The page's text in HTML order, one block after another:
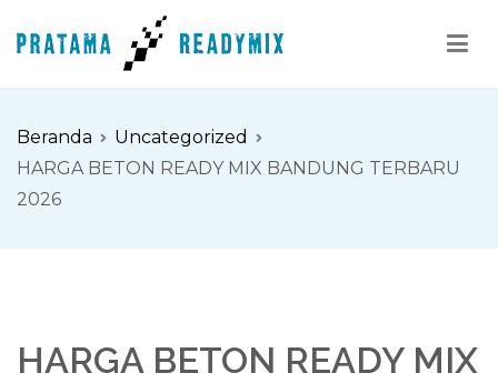
ke
Beranda
Uncategorized
HARGA BETON READY MIX BANDUNG TERBARU
2026
HARGA BETON READY MIX